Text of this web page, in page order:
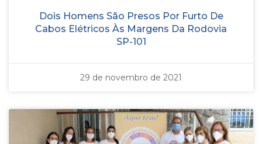
Dois Homens São Presos Por Furto De
Cabos Elétricos Às Margens Da Rodovia
SP-101
29 de novembro de 2021